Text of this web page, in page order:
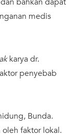
medis
karya dr.
penyebab
Bunda.
faktor lokal.